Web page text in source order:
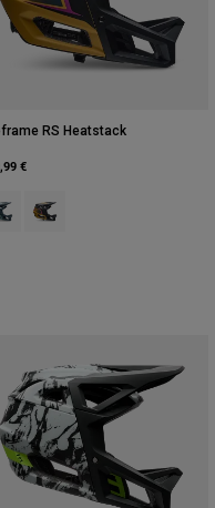
sauge.
RS Heatstack
€
swatch type of Arctic
Product swatch type of